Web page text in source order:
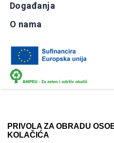
PRIVOLA ZA OBRADU
KOLAČIĆA
Događanja
O nama